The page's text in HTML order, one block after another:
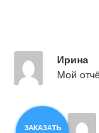
ЗАКАЗАТЬ
Ирина
Мой